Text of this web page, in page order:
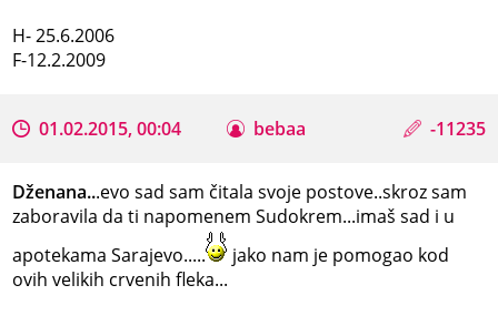
H- 25.6.2006
F-12.2.2009
01.02.2015, 00:04 bebaa -11235
Dženana...evo sad sam čitala svoje postove..skroz sam
zaboravila da ti napomenem Sudokrem...imaš sad i u
apotekama Sarajevo.....
jako nam je pomogao kod
ovih velikih crvenih fleka...